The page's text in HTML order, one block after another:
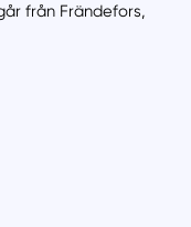
från Frändefors,